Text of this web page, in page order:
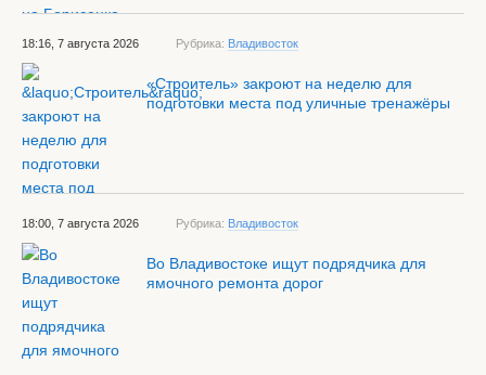
18:16, 7 августа 2026 Рубрика: Владивосток
«Строитель» закроют на неделю для
подготовки места под уличные тренажёры
18:00, 7 августа 2026 Рубрика: Владивосток
Во Владивостоке ищут подрядчика для
ямочного ремонта дорог